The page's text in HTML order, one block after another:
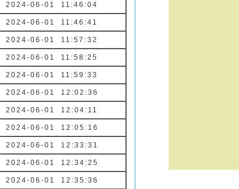
2024-06-01 11:46:04
2024-06-01 11:46:41
2024-06-01 11:57:32
2024-06-01 11:58:25
2024-06-01 11:59:33
2024-06-01 12:02:36
2024-06-01 12:04:11
2024-06-01 12:05:16
2024-06-01 12:33:31
2024-06-01 12:34:25
2024-06-01 12:35:36